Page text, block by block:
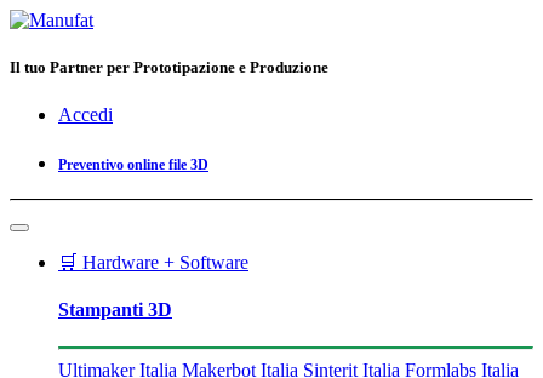
Il tuo Partner per Prototipazione e Produzione
Accedi
Preventivo online file 3D
🛒 Hardware + Software
Stampanti 3D
Ultimaker Italia Makerbot Italia Sinterit Italia Formlabs Italia